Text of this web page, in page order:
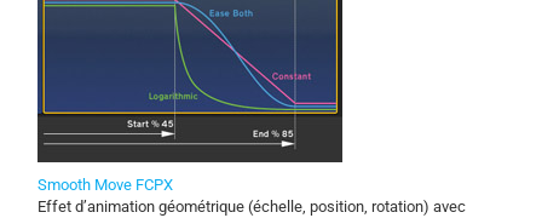
Smooth Move FCPX
Effet d’animation géométrique (échelle, position, rotation) avec